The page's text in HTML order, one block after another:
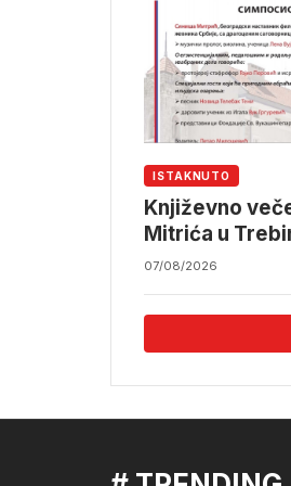
ISTAKNUTO
Književno
Mitrića u
07/08/2026